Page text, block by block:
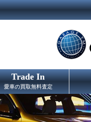
Trade In
愛車の買取無料査定